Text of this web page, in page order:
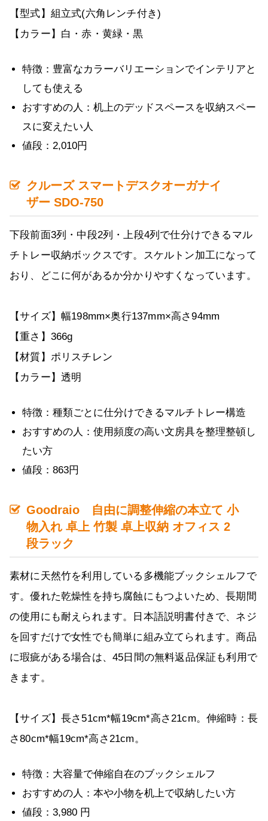
【型式】組立式(六角レンチ付き)
【カラー】白・赤・黄緑・黒
特徴：豊富なカラーバリエーションでインテリアと
しても使える
おすすめの人：机上のデッドスペースを収納スペー
スに変えたい人
値段：2,010円
クルーズ スマートデスクオーガナイ
ザー SDO-750
下段前面3列・中段2列・上段4列で仕分けできるマル
チトレー収納ボックスです。スケルトン加工になって
おり、どこに何があるか分かりやすくなっています。
【サイズ】幅198mm×奥行137mm×高さ94mm
【重さ】366g
【材質】ポリスチレン
【カラー】透明
特徴：種類ごとに仕分けできるマルチトレー構造
おすすめの人：使用頻度の高い文房具を整理整頓し
たい方
値段：863円
Goodraio 自由に調整伸縮の本立て 小
物入れ 卓上 竹製 卓上収納 オフィス 2
段ラック
素材に天然竹を利用している多機能ブックシェルフで
す。優れた乾燥性を持ち腐蝕にもつよいため、長期間
の使用にも耐えられます。日本語説明書付きで、ネジ
を回すだけで女性でも簡単に組み立てられます。商品
に瑕疵がある場合は、45日間の無料返品保証も利用で
きます。
【サイズ】長さ51cm*幅19cm*高さ21cm。伸縮時：長
さ80cm*幅19cm*高さ21cm。
特徴：大容量で伸縮自在のブックシェルフ
おすすめの人：本や小物を机上で収納したい方
値段：3,980 円